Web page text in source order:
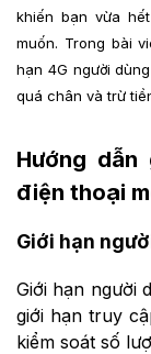
khiến bạn vừa
muốn. Trong bài
hạn 4G người
quá chân và trừ
Hướng
điện thoại
Giới hạn
Giới hạn người
giới hạn truy
kiểm soát số